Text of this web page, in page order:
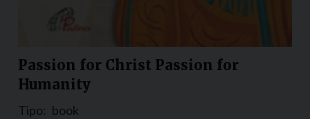
Passion for Christ Passion for
Humanity
Tipo: book